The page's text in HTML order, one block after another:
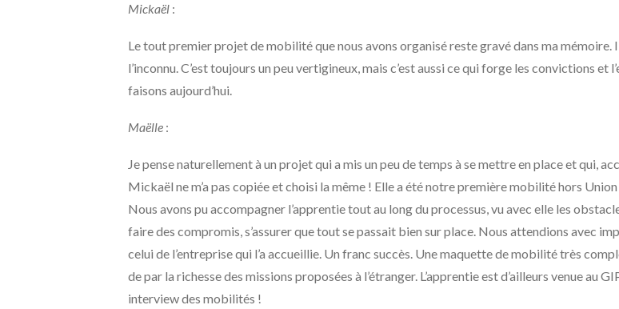
Mickaël :
Le tout premier projet de mobilité que nous avons organisé reste gravé dans ma
l’inconnu. C’est toujours un peu vertigineux, mais c’est aussi ce qui forge les convictions
faisons aujourd’hui.
Maëlle :
Je pense naturellement à un projet qui a mis un peu de temps à se mettre en place et qui,
Mickaël ne m’a pas copiée et choisi la même ! Elle a été notre première mobilité hors
Nous avons pu accompagner l’apprentie tout au long du processus, vu avec elle les
faire des compromis, s’assurer que tout se passait bien sur place. Nous attendions avec
celui de l’entreprise qui l’a accueillie. Un franc succès. Une maquette de mobilité très
de par la richesse des missions proposées à l’étranger. L’apprentie est d’ailleurs venue au
interview des mobilités !